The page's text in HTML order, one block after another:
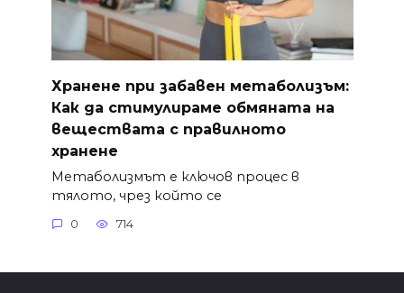
Хранене при забавен метаболизъм:
Как да стимулираме обмяната на
веществата с правилното
хранене
Метаболизмът е ключов процес в
тялото, чрез който се
0 714